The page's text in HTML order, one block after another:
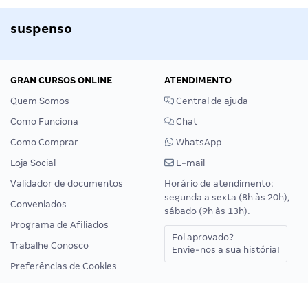
suspenso
GRAN CURSOS ONLINE
Quem Somos
Como Funciona
Como Comprar
Loja Social
Validador de documentos
Conveniados
Programa de Afiliados
Trabalhe Conosco
Preferências de Cookies
ATENDIMENTO
Central de ajuda
Chat
WhatsApp
E-mail
Horário de atendimento:
segunda a sexta (8h às 20h),
sábado (9h às 13h).
Foi aprovado?
Envie-nos a sua história!